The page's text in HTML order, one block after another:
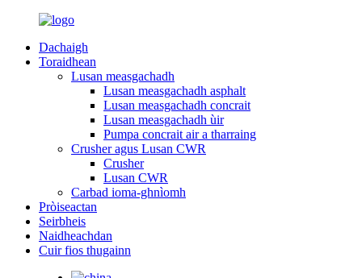
Dachaigh
Toraidhean
Lusan measgachadh
Lusan measgachadh asphalt
Lusan measgachadh concrait
Lusan measgachadh ùir
Pumpa concrait air a tharraing
Crusher agus Lusan CWR
Crusher
Lusan CWR
Carbad ioma-ghnìomh
Pròiseactan
Seirbheis
Naidheachdan
Cuir fios thugainn